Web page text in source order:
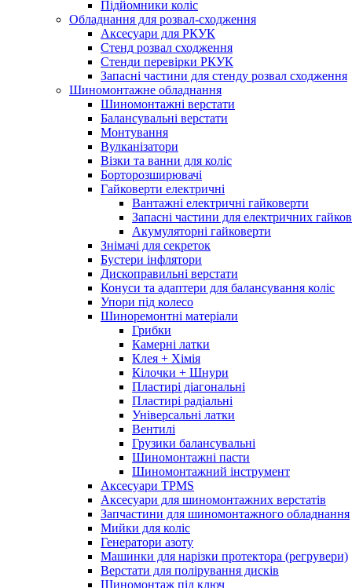
Підйомники коліс
Обладнання для розвал-сходження
Аксесуари для РКУК
Стенд розвал сходження
Стенди перевірки РКУК
Запасні частини для стенду розвал сходження
Шиномонтажне обладнання
Шиномонтажні верстати
Балансувальні верстати
Монтування
Вулканізатори
Візки та ванни для коліс
Борторозширювачі
Гайковерти електричні
Вантажні електричні гайковерти
Запасні частини для електричних
Акумуляторні гайковерти
Знімачі для секреток
Бустери інфлятори
Дископравильні верстати
Конуси та адаптери для балансування коліс
Упори під колесо
Шиноремонтні матеріали
Грибки
Камерні латки
Клея + Хімія
Кілочки + Шнури
Пластирі діагональні
Пластирі радіальні
Універсальні латки
Вентилі
Грузики балансувальні
Шиномонтажні пасти
Шиномонтажний інструмент
Аксесуари TPMS
Аксесуари для шиномонтажних верстатів
Запчастини для шиномонтажного обладнання
Мийки для коліс
Генератори азоту
Машинки для нарізки протектора (регрувери)
Верстати для полірування дисків
Шиномонтаж під ключ